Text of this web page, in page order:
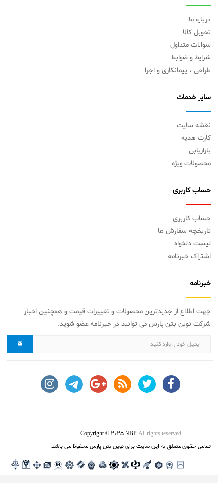
درباره ما
تحویل کالا
سوالات متداول
شرایط و ضوابط
طراحی ، پیمانکاری و اجرا
سایر خدمات
نقشه سایت
کارت هدیه
بازاریابی
محصولات ویژه
حساب کاربری
حساب کاربری
تاریخچه سفارش ها
لیست دلخواه
اشتراک خبرنامه
خبرنامه
جهت اطلاع از جدیدترین محصولات و تغییرات قیمت و همچنین اخبار
شرکت نوین بتن پارس می توانید در خبرنامه عضو شوید.
Copyright © 2025 NBPAll rights reserved
تمامی حقوق متعلق به این سایت برای نوین بتن پارس محفوظ می باشد.